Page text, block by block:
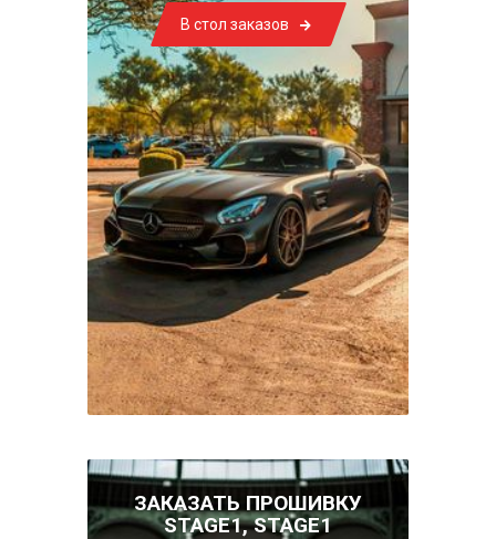
В стол заказов
ЗАКАЗАТЬ ПРОШИВКУ
STAGE1, STAGE1